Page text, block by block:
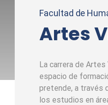
Facultad de
Artes
La carrera de
espacio de
pretende, a través
los estudios en